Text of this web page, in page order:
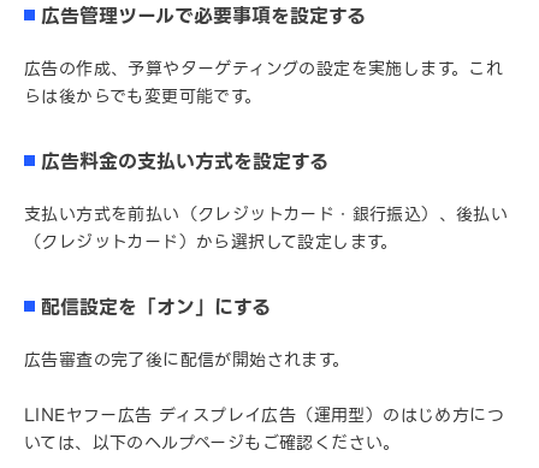
広告管理ツールで必要事項を設定する
広告の作成、予算やターゲティングの設定を実施します。これ
らは後からでも変更可能です。
広告料金の支払い方式を設定する
支払い方式を前払い（クレジットカード・銀行振込）、後払い
（クレジットカード）から選択して設定します。
配信設定を「オン」にする
広告審査の完了後に配信が開始されます。
LINEヤフー広告 ディスプレイ広告（運用型）のはじめ方につ
いては、以下のヘルプページもご確認ください。